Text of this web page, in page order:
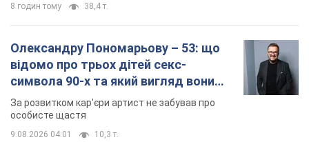
8 годин тому 38,4 т.
Олександру Пономарьову – 53: що
відомо про трьох дітей секс-
символа 90-х та який вигляд вони
мають
За розвитком кар'єри артист не забував про
особисте щастя
9.08.2026 04:01 10,3 т.